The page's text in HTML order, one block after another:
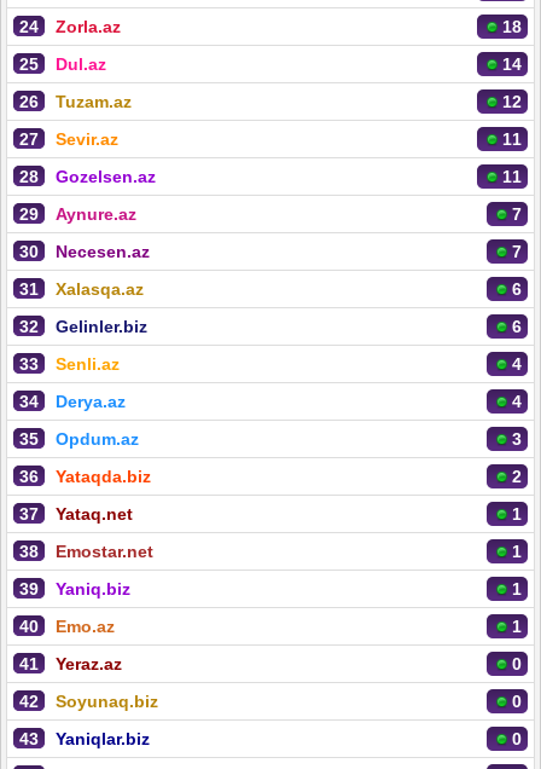
24
Zorla.az
18
25
Dul.az
14
26
Tuzam.az
12
27
Sevir.az
11
28
Gozelsen.az
11
29
Aynure.az
7
30
Necesen.az
7
31
Xalasqa.az
6
32
Gelinler.biz
6
33
Senli.az
4
34
Derya.az
4
35
Opdum.az
3
36
Yataqda.biz
2
37
Yataq.net
1
38
Emostar.net
1
39
Yaniq.biz
1
40
Emo.az
1
41
Yeraz.az
0
42
Soyunaq.biz
0
43
Yaniqlar.biz
0